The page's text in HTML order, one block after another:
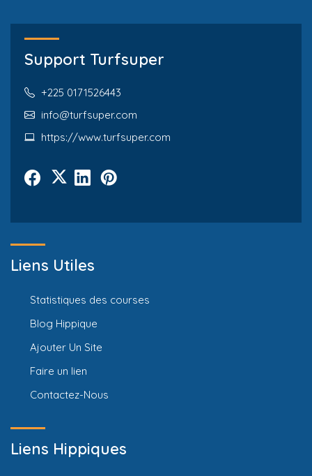
Support Turfsuper
+225 0171526443
info@turfsuper.com
https://www.turfsuper.com
Liens Utiles
Statistiques des courses
Blog Hippique
Ajouter Un Site
Faire un lien
Contactez-Nous
Liens Hippiques